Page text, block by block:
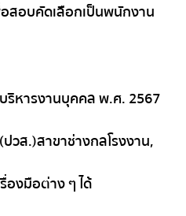
สอบคัดเลือกเป็นพนักงาน
ริหารงานบุคคล พ.ศ. 2567
ส.) สาขาช่างกลโรงงาน,
องมือต่าง ๆ ได้